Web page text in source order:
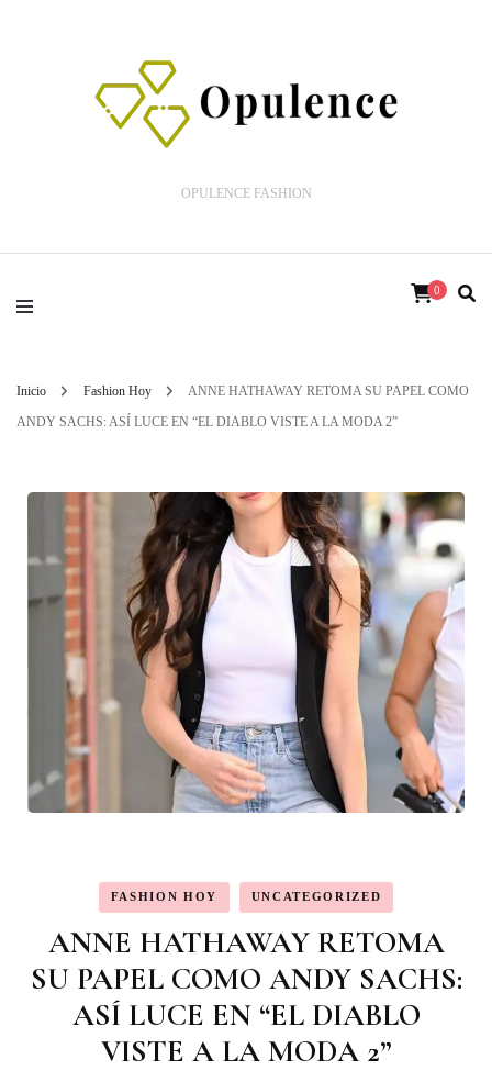
OPULENCE FASHION
0
Inicio Fashion Hoy
ANNE HATHAWAY RETOMA SU PAPEL COMO
ANDY SACHS: ASÍ LUCE EN “EL DIABLO VISTE A LA MODA 2”
FASHION HOY UNCATEGORIZED
ANNE HATHAWAY RETOMA
SU PAPEL COMO ANDY SACHS:
ASÍ LUCE EN “EL DIABLO
VISTE A LA MODA 2”